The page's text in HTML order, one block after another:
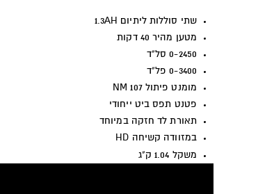
שתי סוללות ליתיום 1.3AH
מטען מהיר 40 דקות
0-2450 סל"ד
0-3400 פל"ד
מומנט פיתול 107 NM
פטנט תפס ביט ייחודי
תאורת לד חזקה במיוחד
במזוודה קשיחה HD
משקל 1.04 ק"ג